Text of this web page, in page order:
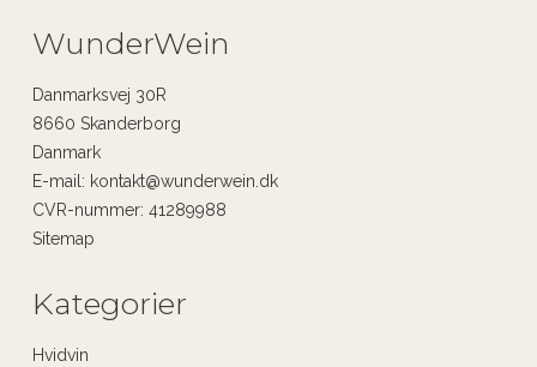
WunderWein
Danmarksvej 30R
8660 Skanderborg
Danmark
E-mail : kontakt@wunderwein.dk
CVR-nummer: 41289988
Sitemap
Kategorier
Hvidvin